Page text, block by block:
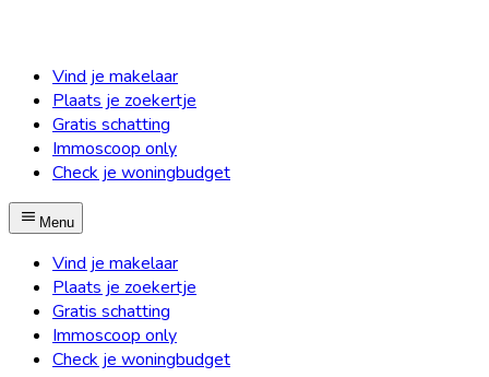
Vind je makelaar
Plaats je zoekertje
Gratis schatting
Immoscoop only
Check je woningbudget
Menu
Vind je makelaar
Plaats je zoekertje
Gratis schatting
Immoscoop only
Check je woningbudget